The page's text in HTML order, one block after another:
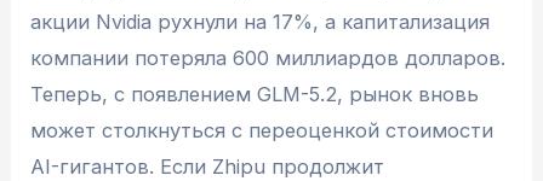
акции Nvidia рухнули на 17%, а капитализация
компании потеряла 600 миллиардов долларов.
Теперь, с появлением GLM-5.2, рынок вновь
может столкнуться с переоценкой стоимости
AI-гигантов. Если Zhipu продолжит